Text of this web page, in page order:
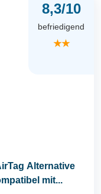
8,3/10
befriedigend
★★
Alternative
mit...